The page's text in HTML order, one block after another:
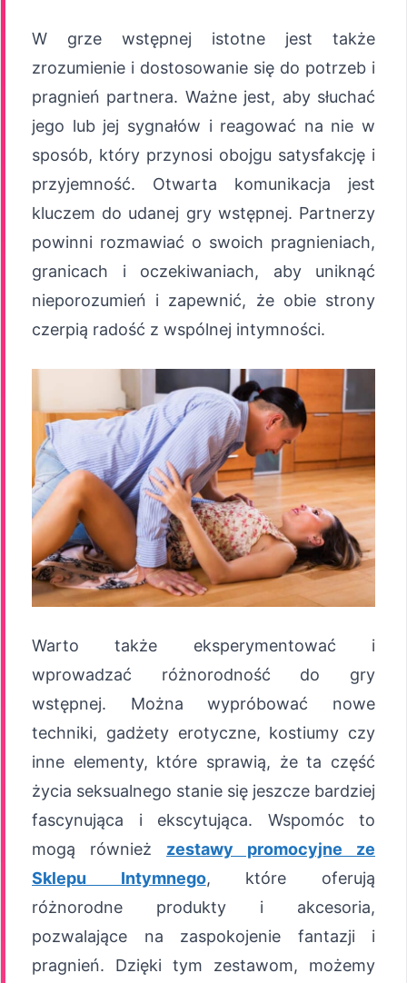
W grze wstępnej istotne jest także
zrozumienie i dostosowanie się do potrzeb i
pragnień partnera. Ważne jest, aby słuchać
jego lub jej sygnałów i reagować na nie w
sposób, który przynosi obojgu satysfakcję i
przyjemność. Otwarta komunikacja jest
kluczem do udanej gry wstępnej. Partnerzy
powinni rozmawiać o swoich pragnieniach,
granicach i oczekiwaniach, aby uniknąć
nieporozumień i zapewnić, że obie strony
czerpią radość z wspólnej intymności.
Warto także eksperymentować i
wprowadzać różnorodność do gry
wstępnej. Można wypróbować nowe
techniki, gadżety erotyczne, kostiumy czy
inne elementy, które sprawią, że ta część
życia seksualnego stanie się jeszcze bardziej
fascynująca i ekscytująca. Wspomóc to
mogą również zestawy promocyjne ze
Sklepu Intymnego, które oferują
różnorodne produkty i akcesoria,
pozwalające na zaspokojenie fantazji i
pragnień. Dzięki tym zestawom, możemy